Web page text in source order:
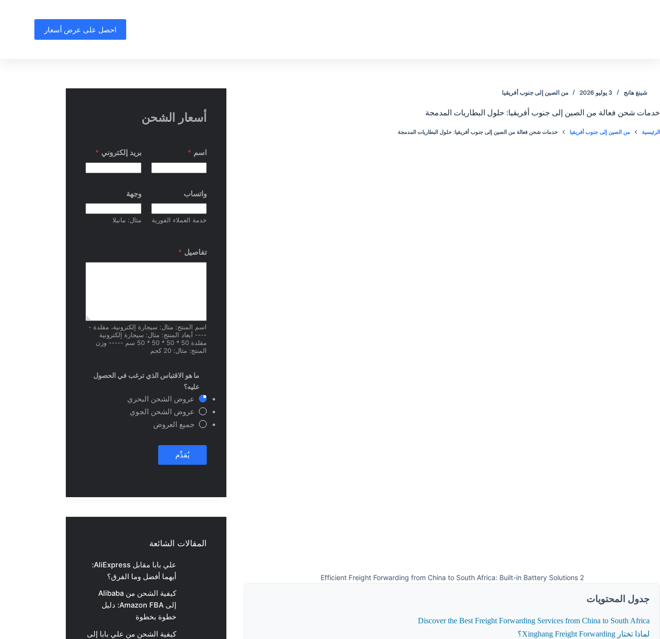
احصل على عرض أسعار
شينغ هانج 3 يوليو 2026 من الصين إلى جنوب أفريقيا
خدمات شحن فعالة من الصين إلى جنوب أفريقيا: حلول البطاريات المدمجة
الرئيسية من الصين إلى جنوب أفريقيا خدمات شحن فعالة من الصين إلى جنوب أفريقيا: حلول البطاريات المدمجة
Efficient Freight Forwarding from China to South Africa: Built-in Battery Solutions 2
جدول المحتويات
Discover the Best Freight Forwarding Services from China to South Africa
لماذا تختار Xinghang Freight Forwarding؟
أسعار الشحن
اسم *
واتساب
خدمة العملاء الفورية
بريد إلكتروني *
وجهة
مثال: مانيلا
تفاصيل *
اسم المنتج: مثال: سيجارة إلكترونية، مقلدة -
---- أبعاد المنتج: مثال: سيجارة إلكترونية
مقلدة 50 * 50 * 50 * 50 سم ----- وزن
المنتج: مثال: 20 كجم
ما هو الاقتباس الذي ترغب في الحصول
عليه؟
عروض الشحن البحري
عروض الشحن الجوي
جميع العروض
يُقدِّم
المقالات الشائعة
علي بابا مقابل AliExpress:
أيهما أفضل وما الفرق؟
كيفية الشحن من Alibaba
إلى Amazon FBA: دليل
خطوة بخطوة
كيفية الشحن من علي بابا إلى